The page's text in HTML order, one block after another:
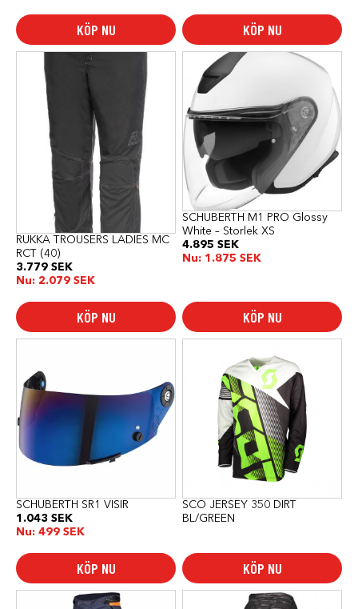
KÖP NU KÖP NU
RUKKA TROUSERS LADIES MC
RCT (40)
3.779 SEK
Nu: 2.079 SEK
KÖP NU
SCHUBERTH M1 PRO Glossy
White – Storlek XS
4.895 SEK
Nu: 1.875 SEK
KÖP NU
SCHUBERTH SR1 VISIR
1.043 SEK
Nu: 499 SEK
KÖP NU
SCO JERSEY 350 DIRT
BL/GREEN
KÖP NU